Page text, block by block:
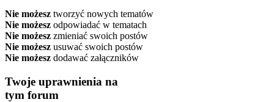
Nie możesz tworzyć nowych tematów
Nie możesz odpowiadać w tematach
Nie możesz zmieniać swoich postów
Nie możesz usuwać swoich postów
Nie możesz dodawać załączników
Twoje uprawnienia na
tym forum